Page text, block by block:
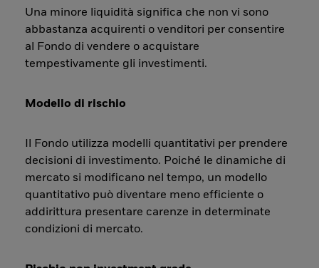
Una minore liquidità significa che non vi sono
abbastanza acquirenti o venditori per consentire
al Fondo di vendere o acquistare
tempestivamente gli investimenti.
Modello di rischio
Il Fondo utilizza modelli quantitativi per prendere
decisioni di investimento. Poiché le dinamiche di
mercato si modificano nel tempo, un modello
quantitativo può diventare meno efficiente o
addirittura presentare carenze in determinate
condizioni di mercato.